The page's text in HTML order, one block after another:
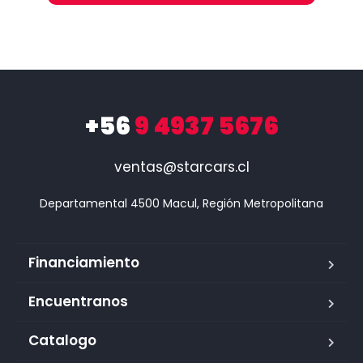
+569 4937 5676
ventas@starcars.cl
Financiamiento
Encuentranos
Catalogo